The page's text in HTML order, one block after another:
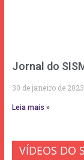
Jornal do
30 de janeiro de 2023
Leia mais »
VÍDEOS DO